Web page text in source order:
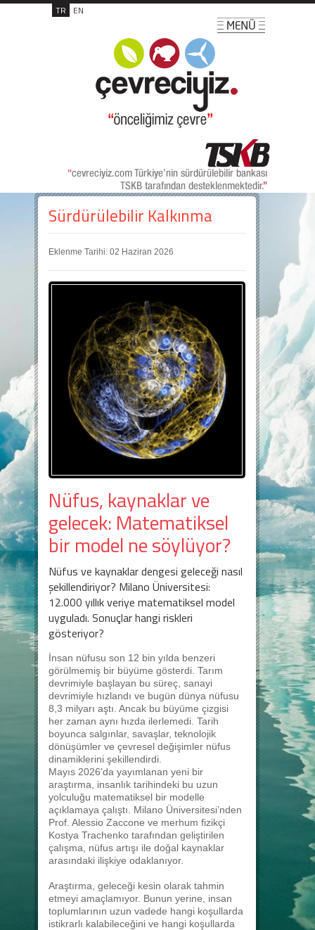
TR EN
Sürdürülebilir Kalkınma
Eklenme Tarihi: 02 Haziran 2026
Nüfus, kaynaklar ve
gelecek: Matematiksel
bir model ne söylüyor?
Nüfus ve kaynaklar dengesi geleceği nasıl
şekillendiriyor? Milano Üniversitesi:
12.000 yıllık veriye matematiksel model
uyguladı. Sonuçlar hangi riskleri
gösteriyor?
İnsan nüfusu son 12 bin yılda benzeri
görülmemiş bir büyüme gösterdi. Tarım
devrimiyle başlayan bu süreç, sanayi
devrimiyle hızlandı ve bugün dünya nüfusu
8,3 milyarı aştı. Ancak bu büyüme çizgisi
her zaman aynı hızda ilerlemedi. Tarih
boyunca salgınlar, savaşlar, teknolojik
dönüşümler ve çevresel değişimler nüfus
dinamiklerini şekillendirdi.
Mayıs 2026’da yayımlanan yeni bir
araştırma, insanlık tarihindeki bu uzun
yolculuğu matematiksel bir modelle
açıklamaya çalıştı. Milano Üniversitesi’nden
Prof. Alessio Zaccone ve merhum fizikçi
Kostya Trachenko tarafından geliştirilen
çalışma, nüfus artışı ile doğal kaynaklar
arasındaki ilişkiye odaklanıyor.
Araştırma, geleceği kesin olarak tahmin
etmeyi amaçlamıyor. Bunun yerine, insan
toplumlarının uzun vadede hangi koşullarda
istikrarlı kalabileceğini ve hangi koşullarda